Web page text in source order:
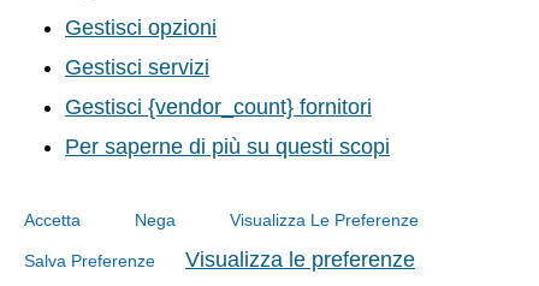
Gestisci opzioni
Gestisci servizi
Gestisci {vendor_count} fornitori
Per saperne di più su questi scopi
Accetta Nega Visualizza Le Preferenze
Salva Preferenze
Visualizza le preferenze